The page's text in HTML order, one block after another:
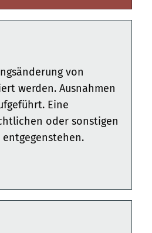
von
werden. Ausnahmen
Eine
oder sonstigen